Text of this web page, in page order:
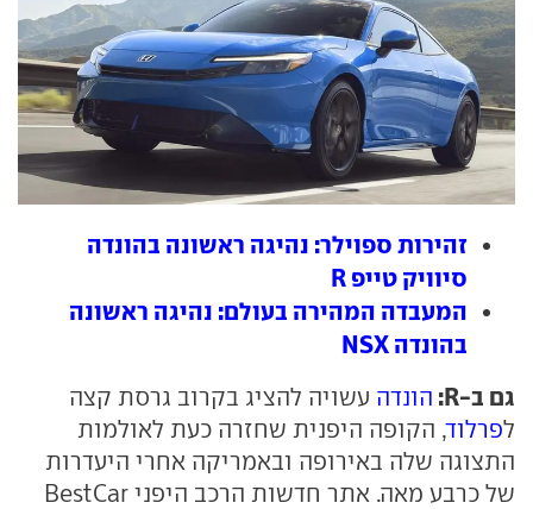
זהירות ספוילר: נהיגה ראשונה בהונדה
סיוויק טייפ R
המעבדה המהירה בעולם: נהיגה ראשונה
בהונדה NSX
גם ב-R:
הונדה עשויה להציג בקרוב גרסת קצה
לפרלוד, הקופה היפנית שחזרה כעת לאולמות
התצוגה שלה באירופה ובאמריקה אחרי היעדרות
של כרבע מאה. אתר חדשות הרכב היפני BestCar